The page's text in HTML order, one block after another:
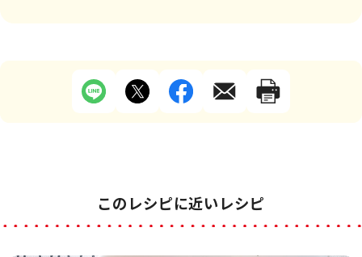
このレシピに近いレシピ